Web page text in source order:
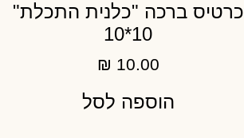
כרטיס ברכה "כלנית התכלת"
10*10
₪ 10.00
הוספה לסל